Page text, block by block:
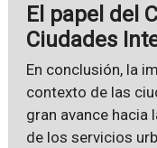
El papel del
Ciudades
En conclusión, la
contexto de las
gran avance
de los servicios